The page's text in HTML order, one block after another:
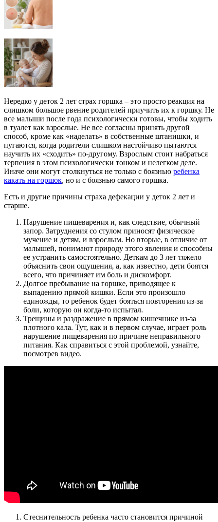
Нередко у деток 2 лет страх горшка – это просто реакция на
слишком большое рвение родителей приучить их к горшку. Не
все малыши после года психологически готовы, чтобы ходить
в туалет как взрослые. Не все согласны принять другой
способ, кроме как «наделать» в собственные штанишки, и
пугаются, когда родители слишком настойчиво пытаются
научить их «сходить» по-другому. Взрослым стоит набраться
терпения в этом психологически тонком и нелегком деле.
Иначе они могут столкнуться не только с боязнью ребенка
какать на горшок, но и с боязнью самого горшка.
Есть и другие причины страха дефекации у деток 2 лет и
старше.
Нарушение пищеварения и, как следствие, обычный
запор. Затруднения со стулом приносят физическое
мучение и детям, и взрослым. Но вторые, в отличие от
малышей, понимают природу этого явления и способны
ее устранить самостоятельно. Деткам до 3 лет тяжело
объяснить свои ощущения, а, как известно, дети боятся
всего, что причиняет им боль и дискомфорт.
Долгое пребывание на горшке, приводящее к
выпадению прямой кишки. Если это произошло
единожды, то ребенок будет бояться повторения из-за
боли, которую он когда-то испытал.
Трещины и раздражение в прямом кишечнике из-за
плотного кала. Тут, как и в первом случае, играет роль
нарушение пищеварения по причине неправильного
питания. Как справиться с этой проблемой, узнайте,
посмотрев видео.
Стеснительность ребенка часто становится причиной